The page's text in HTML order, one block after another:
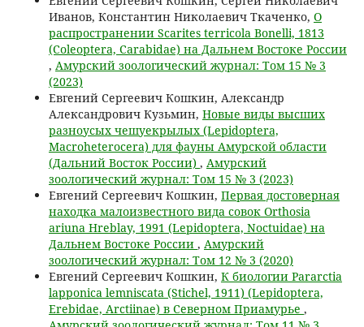
Иванов, Константин Николаевич Ткаченко, О
распространении Scarites terricola Bonelli, 1813
(Coleoptera, Carabidae) на Дальнем Востоке России
, Амурский зоологический журнал: Том 15 № 3
(2023)
Евгений Сергеевич Кошкин, Александр
Александрович Кузьмин, Новые виды высших
разноусых чешуекрылых (Lepidoptera,
Macroheterocera) для фауны Амурской области
(Дальний Восток России) , Амурский
зоологический журнал: Том 15 № 3 (2023)
Евгений Сергеевич Кошкин, Первая достоверная
находка малоизвестного вида совок Orthosia
ariuna Hreblay, 1991 (Lepidoptera, Noctuidae) на
Дальнем Востоке России , Амурский
зоологический журнал: Том 12 № 3 (2020)
Евгений Сергеевич Кошкин, К биологии Pararctia
lapponica lemniscata (Stichel, 1911) (Lepidoptera,
Erebidae, Arctiinae) в Северном Приамурье ,